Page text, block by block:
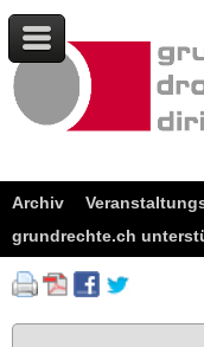
Archiv
grundrechte.ch